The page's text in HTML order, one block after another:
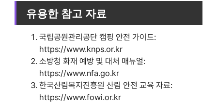
유용한 참고 자료
국립공원관리공단 캠핑 안전 가이드:
https://www.knps.or.kr
소방청 화재 예방 및 대처 매뉴얼:
https://www.nfa.go.kr
한국산림복지진흥원 산림 안전 교육 자료:
https://www.fowi.or.kr